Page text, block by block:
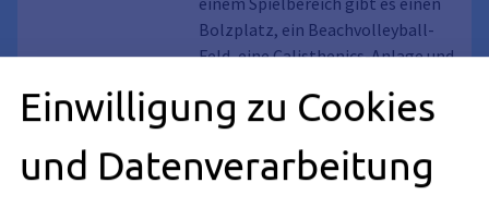
Bolzplatz, ein Beachvolleyball-
Feld, eine Calisthenics-Anlage und
Freizeitanlage Brucker
Radweg / Buckenhofer
Einwilligung zu Cookies
und Datenverarbeitung